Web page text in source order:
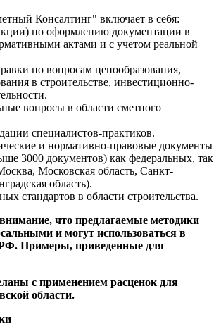
Консалтинг" включает в себя:
по оформлению документации в
актами и с учетом реальной
по вопросам ценообразования,
в строительстве, инвестиционно-
вопросы в области сметного
специалистов-практиков.
и нормативно-правовые документы
3000 документов) как федеральных, так
Московская область, Санкт-
область).
стандартов в области строительства.
что предлагаемые методики
и могут использоваться в
Примеры, приведенные для
с применением расценок для
области.